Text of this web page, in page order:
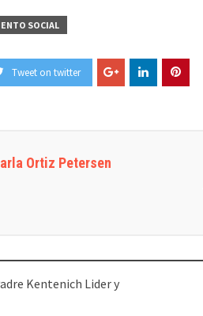
SOCIAL
Tweet on twitter
Ortiz Petersen
Kentenich Lider y